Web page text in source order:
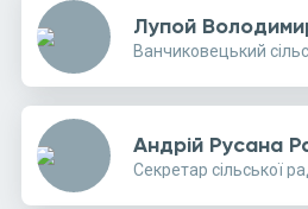
Лупой
Ванчиковецький
Андрій Русана
Секретар сільської